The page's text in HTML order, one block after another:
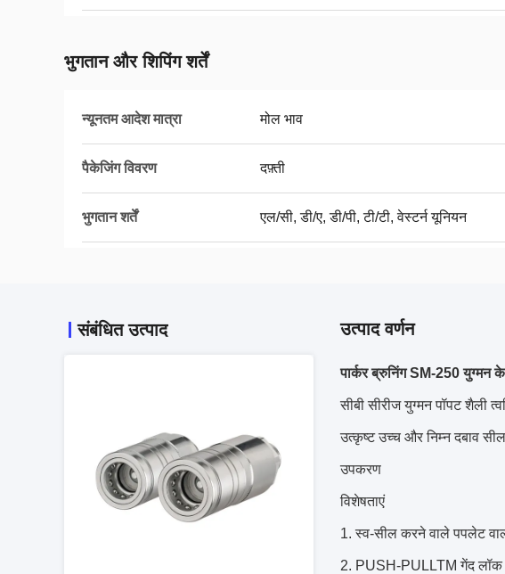
भुगतान और शिपिंग शर्तें
न्यूनतम आदेश मात्रा मोल भाव
पैकेजिंग विवरण दफ़्ती
भुगतान शर्तें एल/सी, डी/ए, डी/पी, टी/टी, वेस्टर्न यूनियन
संबंधित उत्पाद उत्पाद वर्णन
पार्कर ब्रुनिंग SM-250 युग्मन
सीबी सीरीज युग्मन पॉपट शैली
उत्कृष्ट उच्च और निम्न दबाव
उपकरण
विशेषताएं
स्व-सील करने वाले पपलेट
PUSH-PULLTM गेंद लॉक